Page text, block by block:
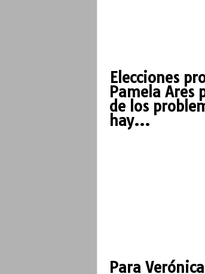
Elecciones
Pamela Ares
de los
hay...
Para